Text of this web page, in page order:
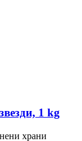
1 kg
храни